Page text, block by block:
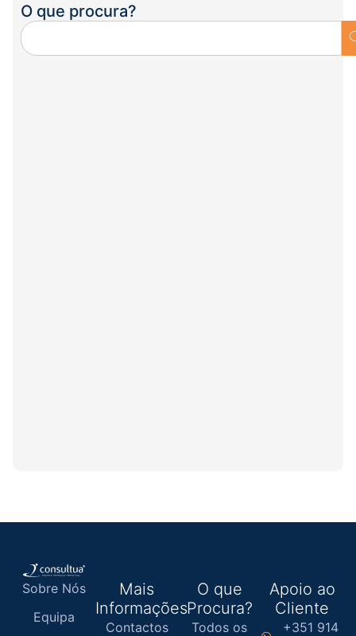
O que procura?
Sobre Nós
Equipa
Mais
Informações
Contactos
O que
Procura?
Todos os
Apoio ao
Cliente
+351 914